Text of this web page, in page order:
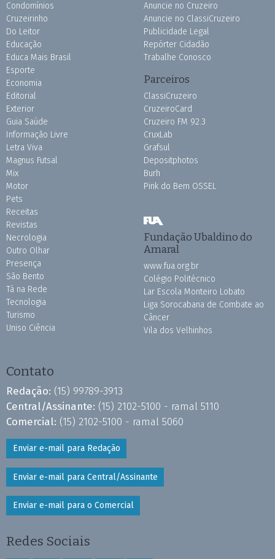
Condomínios
Cruzeirinho
Do Leitor
Educação
Educa Mais Brasil
Esporte
Economia
Editorial
Exterior
Guia Saúde
Informação Livre
Letra Viva
Magnus Futsal
Mix
Motor
Pets
Receitas
Revistas
Necrologia
Outro Olhar
Presença
São Bento
Tá na Rede
Tecnologia
Turismo
Uniso Ciência
Anuncie no Cruzeiro
Anuncie no ClassiCruzeiro
Publicidade Legal
Repórter Cidadão
Trabalhe Conosco
Parceiros
ClassiCruzeiro
CruzeiroCard
Cruzeiro FM 92.3
CruxLab
Grafsul
Depositphotos
Burh
Pink do Bem OSSEL
Fundação Ubaldino do
Amaral
www.fua.org.br
Colégio Politécnico
Lar Escola Monteiro Lobato
Liga Sorocabana de Combate ao
Câncer
Vila dos Velhinhos
Contato
Redação: (15) 99789-3913
Central/Assinante: (15) 2102-5100 - ramal 5110
Comercial: (15) 2102-5100 - ramal 5060
Enviar e-mail para Redação
Enviar e-mail para Central/Assinante
Enviar e-mail para o Comercial
Redes Sociais